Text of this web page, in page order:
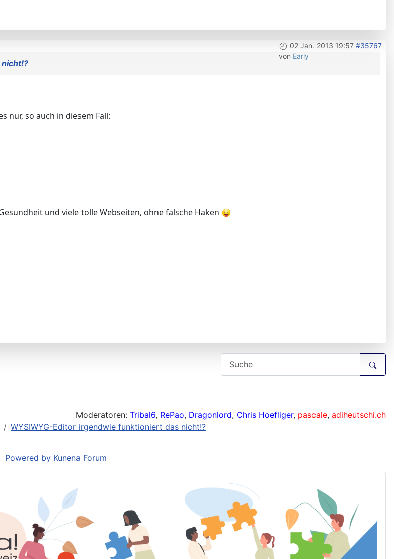
02 Jan. 2013 19:57 #35767
von Early
nur, so auch in diesem Fall:
und viele tolle Webseiten, ohne falsche Haken
Moderatoren: Tribal6, RePao, Dragonlord, Chris Hoefliger, pascale, adiheutschi.ch
WYSIWYG-Editor irgendwie funktioniert das nicht!?
Powered by Kunena Forum